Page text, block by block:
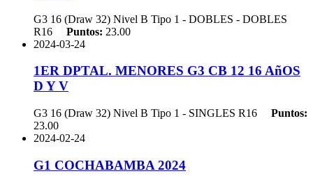
G3 16 (Draw 32) Nivel B Tipo 1 - DOBLES - DOBLES
R16
Puntos: 23.00
2024-03-24
1ER DPTAL. MENORES G3 CB 12 16 AñOS
D Y V
G3 16 (Draw 32) Nivel B Tipo 1 - SINGLES R16
Puntos:
23.00
2024-02-24
G1 COCHABAMBA 2024